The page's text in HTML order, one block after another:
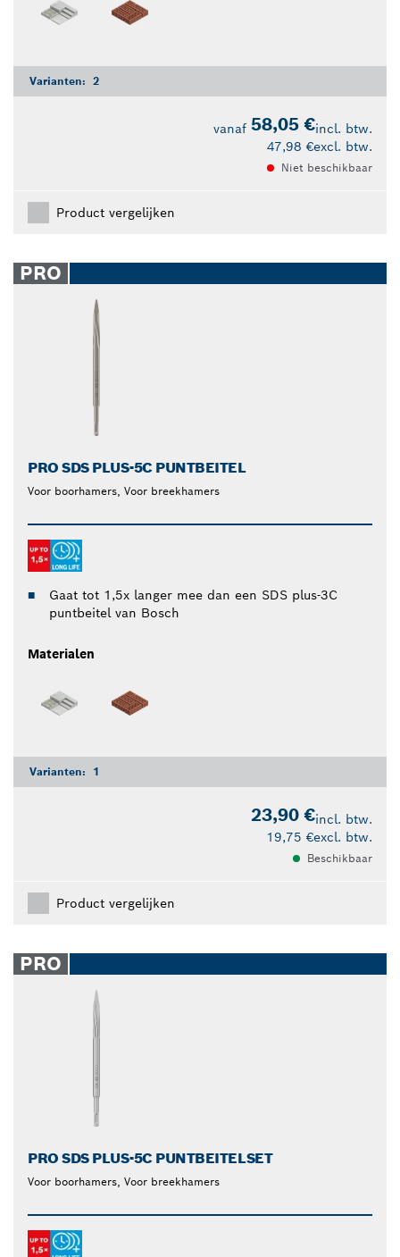
Varianten: 2
vanaf 58,05 €incl. btw.
47,98 €excl. btw.
Niet beschikbaar
Product vergelijken
PRO
PRO SDS PLUS-5C PUNTBEITEL
Voor boorhamers, Voor breekhamers
Gaat tot 1,5x langer mee dan een SDS plus-3C
puntbeitel van Bosch
Materialen
Varianten: 1
23,90 €incl. btw.
19,75 €excl. btw.
Beschikbaar
Product vergelijken
PRO
PRO SDS PLUS-5C PUNTBEITELSET
Voor boorhamers, Voor breekhamers